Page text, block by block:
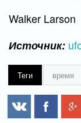
Walker Larson
Источник:
Теги время